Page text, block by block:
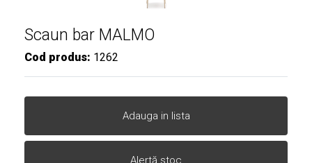
Scaun bar MALMO
Cod produs: 1262
Adauga in lista
Alertă stoc